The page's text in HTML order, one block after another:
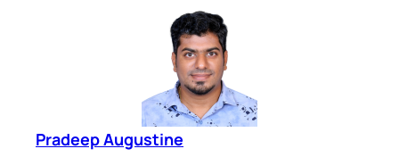
Pradeep Augustine